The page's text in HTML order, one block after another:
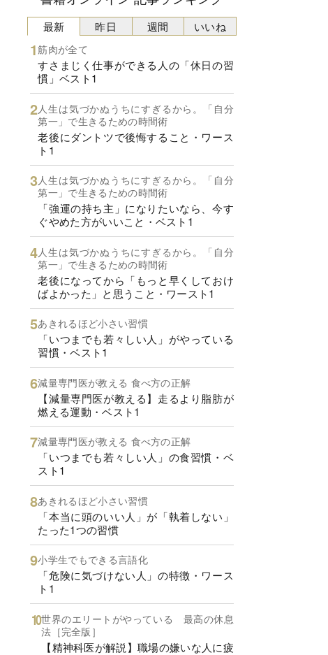
最新
筋肉が全て
すさまじく仕事ができる人の「休日の習
慣」ベスト1
人生は気づかぬうちにすぎるから。「自分
第一」で生きるための時間術
老後にダントツで後悔すること・ワース
ト1
人生は気づかぬうちにすぎるから。「自分
第一」で生きるための時間術
「強運の持ち主」になりたいなら、今す
ぐやめた方がいいこと・ベスト1
人生は気づかぬうちにすぎるから。「自分
第一」で生きるための時間術
老後になってから「もっと早くしておけ
ばよかった」と思うこと・ワースト1
あきれるほど小さい習慣
「いつまでも若々しい人」がやっている
習慣・ベスト1
減量専門医が教える 食べ方の正解
【減量専門医が教える】走るより脂肪が
燃える運動・ベスト1
減量専門医が教える 食べ方の正解
「いつまでも若々しい人」の食習慣・ベ
スト1
あきれるほど小さい習慣
「本当に頭のいい人」が「執着しない」
たった1つの習慣
小学生でもできる言語化
「危険に気づけない人」の特徴・ワース
ト1
世界のエリートがやっている 最高の休息
法［完全版］
【精神科医が解説】職場の嫌いな人に疲
昨日 週間 いいね